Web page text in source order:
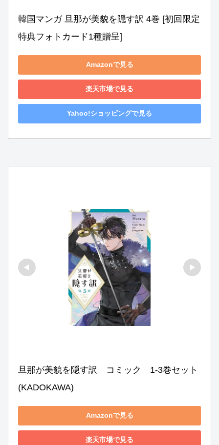
韓国マンガ 旦那が美貌を隠す訳 4巻 [初回限定
特典フォトカード1種贈呈]
Amazonで見る
楽天市場で見る
Yahoo!ショッピングで見る
旦那が美貌を隠す訳　コミック　1-3巻セット
(KADOKAWA)
Amazonで見る
楽天市場で見る